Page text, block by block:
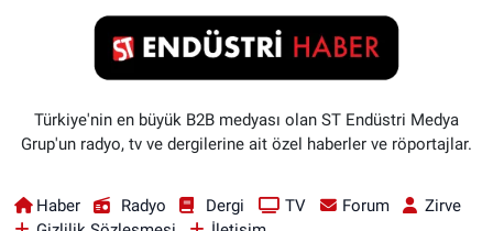
Türkiye'nin en büyük B2B medyası olan ST Endüstri Medya
Grup'un radyo, tv ve dergilerine ait özel haberler ve röportajlar.
Haber Radyo Dergi TV Forum
Zirve